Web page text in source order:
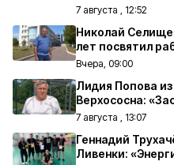
7 августа , 12:52
Николай
лет посвятил
Вчера, 09:00
Лидия Попова
Верхососна:
7 августа , 13:07
Геннадий
Ливенки: